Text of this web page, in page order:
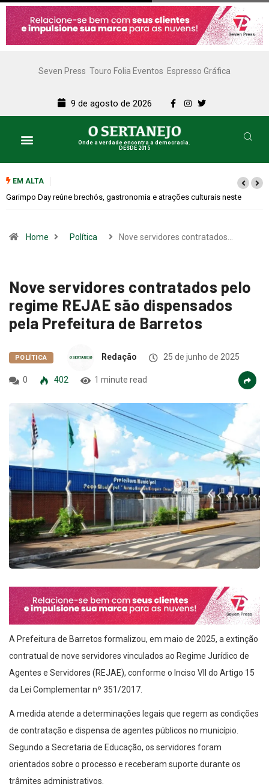
Seven Press Touro Folia Eventos Espresso Gráfica
9 de agosto de 2026
Onde a verdade encontra a democracia.
DESDE 2015
EM ALTA
Bugonia transforma paranoia e conspiração em um suspense
Home Política Nove servidores contratados…
Nove servidores contratados pelo
regime REJAE são dispensados
pela Prefeitura de Barretos
POLÍTICA Redação 25 de junho de 2025
0 402 1 minute read
A Prefeitura de Barretos formalizou, em maio de 2025, a extinção
contratual de nove servidores vinculados ao Regime Jurídico de
Agentes e Servidores (REJAE), conforme o Inciso VII do Artigo 15
da Lei Complementar nº 351/2017.
A medida atende a determinações legais que regem as condições
de contratação e dispensa de agentes públicos no município.
Segundo a Secretaria de Educação, os servidores foram
orientados sobre o processo e receberam suporte durante os
trâmites administrativos.